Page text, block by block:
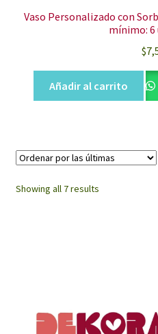
Vaso Personalizado con
mínimo: 6
$
Añadir al carrito
Showing all 7 resultsSorted